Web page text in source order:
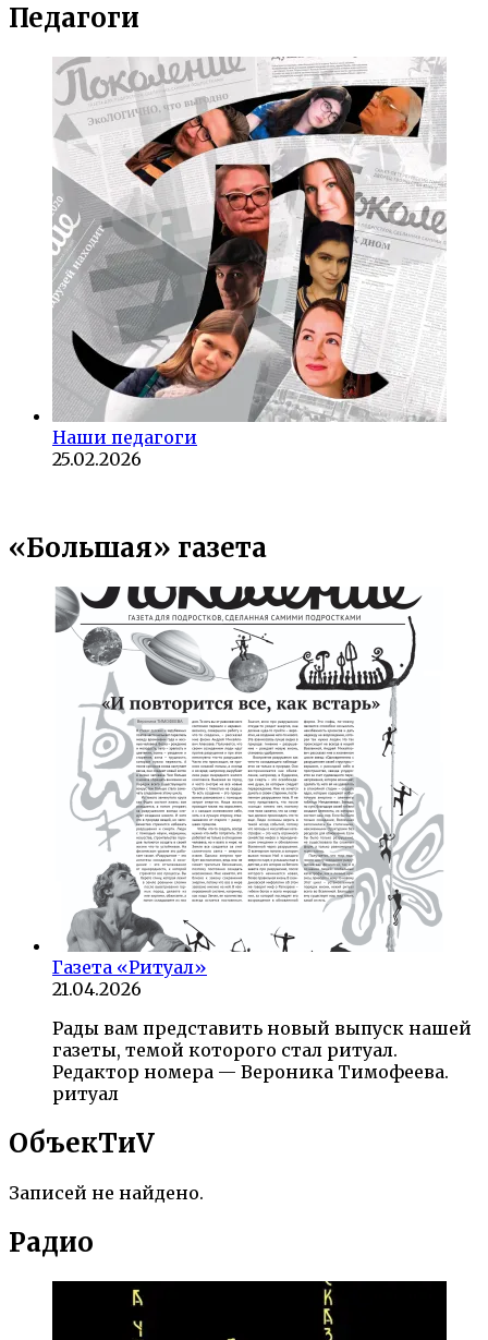
Педагоги
Наши педагоги
25.02.2026
«Большая» газета
Газета «Ритуал»
21.04.2026
Рады вам представить новый выпуск нашей
газеты, темой которого стал ритуал.
Редактор номера — Вероника Тимофеева.
ритуал
ОбъекTиV
Записей не найдено.
Радио